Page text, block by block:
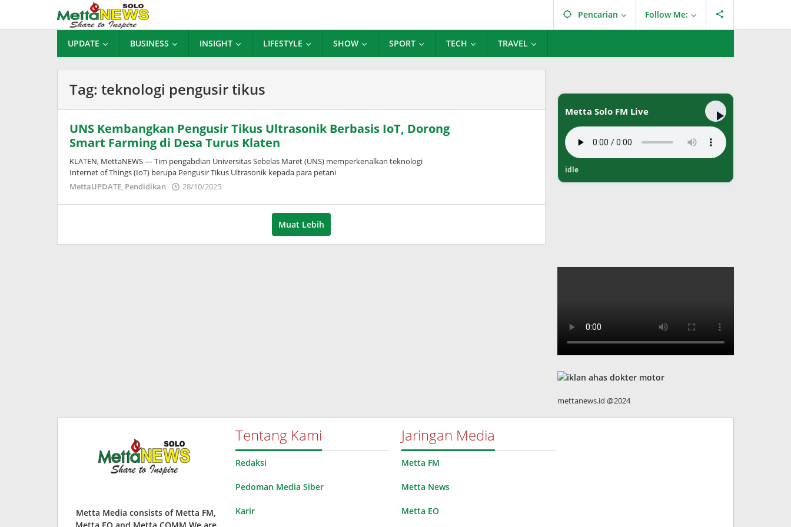
konten
Pencarian Follow Me:
UPDATE BUSINESS INSIGHT LIFESTYLE SHOW SPORT TECH TRAVEL
Tag: teknologi pengusir tikus
UNS Kembangkan Pengusir Tikus Ultrasonik Berbasis IoT, Dorong
Smart Farming di Desa Turus Klaten
KLATEN, MettaNEWS — Tim pengabdian Universitas Sebelas Maret (UNS) memperkenalkan teknologi
Internet of Things (IoT) berupa Pengusir Tikus Ultrasonik kepada para petani
MettaUPDATE, Pendidikan 28/10/2025
Muat Lebih
Metta Solo FM Live
idle
mettanews.id @2024
Metta Media consists of Metta FM,
Metta EO and Metta COMM.We are
Tentang Kami
Redaksi
Pedoman Media Siber
Karir
Jaringan Media
Metta FM
Metta News
Metta EO